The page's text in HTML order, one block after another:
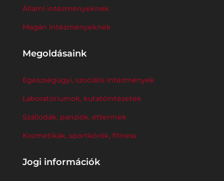
Állami intézményeknek
Magán intézményeknek
Megoldásaink
Egészségügyi, szociális intézmények
Laboratóriumok, kutatóintézetek
Szállodák, panziók, éttermek
Kozmetikák, sportkörök, fitness
Jogi információk